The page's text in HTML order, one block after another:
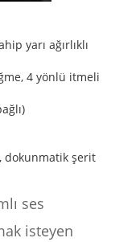
yarı ağırlıklı
4 yönlü itmeli
dokunmatik şerit
ses
isteyen